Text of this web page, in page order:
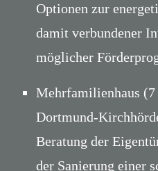
Optionen zur
damit verbundener
möglicher
Mehrfamilienhaus
Dortmund-
Beratung der
der Sanierung einer